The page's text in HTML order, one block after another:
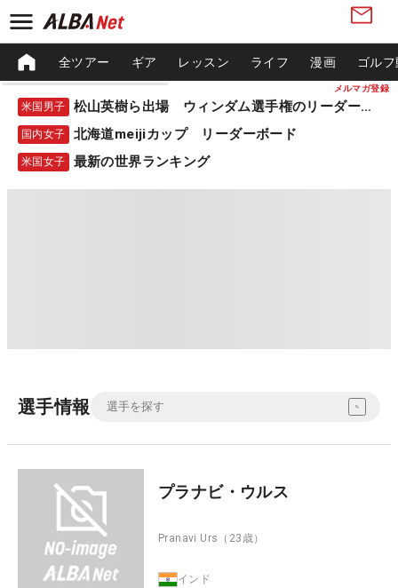
メルマガ登録
全ツアー ギア レッスン ライフ 漫画 ゴル
米国男子 松山英樹ら出場 ウィンダム選手権のリーダーボード
国内女子 北海道meijiカップ リーダーボード
米国女子 最新の世界ランキング
選手情報
プラナビ・ウルス
Pranavi Urs （23歳）
インド